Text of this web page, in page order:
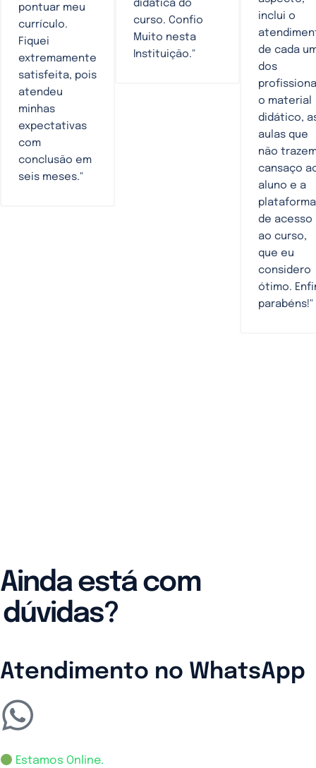
pontuar meu
currículo.
Fiquei
extremamente
satisfeita, pois
atendeu
minhas
expectativas
com
conclusão em
seis meses."
didática do
curso. Confio
Muito nesta
Instituição."
inclui o
de cada
dos
o material
didático,
aulas que
não
cansaço
aluno e a
plataforma
de acesso
ao curso,
que eu
considero
ótimo.
parabéns!"
Ainda está com
dúvidas?
Atendimento no WhatsApp
Estamos Online.